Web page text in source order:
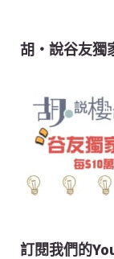
胡‧說谷友獨
訂閱我們的